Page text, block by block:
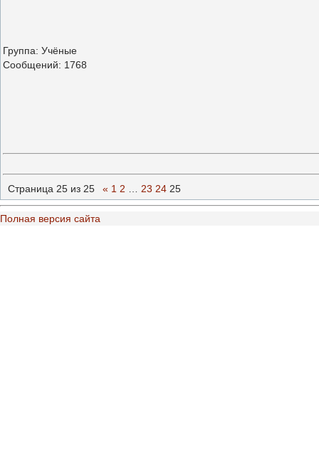
Группа: Учёные
Сообщений: 1768
Страница 25 из 25 « 1 2 23 24 25
Полная версия сайта